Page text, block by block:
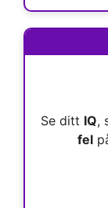
Se ditt IQ,
fel